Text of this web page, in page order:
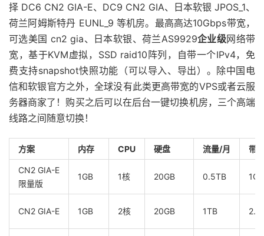
择 DC6 CN2 GIA-E、DC9 CN2 GIA、日本软银 JPOS_1、
荷兰阿姆斯特丹 EUNL_9 等机房。最高高达10Gbps带宽，
可选美国 cn2 gia、日本软银、荷兰AS9929企业级网络带
宽，基于KVM虚拟，SSD raid10阵列，自带一个IPv4，免
费支持snapshot快照功能（可以导入、导出）。除中国电
信和软银官方之外，全球没有此类更高带宽的VPS或者云服
务器商家了！购买之后可以在后台一键切换机房，三个高端
线路之间随意切换！
方案 内存 CPU 硬盘 流量/月 带
CN2 GIA-E
限量版
1GB 1核 20GB 0.5TB
CN2 GIA-E 1GB 2核 20GB 1TB